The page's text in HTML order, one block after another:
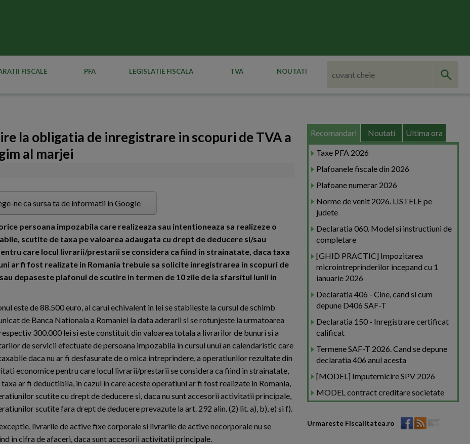
FISCALE PFA LEGISLATIE FISCALA TVA NOUTATI
la obligatia de inregistrare in scopuri de TVA a
al marjei
ne ca sursa ta de informatii in Google
persoana impozabila care realizeaza sau intentioneaza sa realizeze o
scutite de taxa pe valoarea adaugata cu drept de deducere si/sau
care locul livrarii/prestarii se considera ca fiind in strainatate, daca taxa
ar fi fost realizate in Romania trebuie sa solicite inregistrarea in scopuri de
depaseste plafonul de scutire in termen de 10 zile de la sfarsitul lunii in
este de 88.500 euro, al carui echivalent in lei se stabileste la cursul de schimb
de Banca Nationala a Romaniei la data aderarii si se rotunjeste la urmatoarea
300.000 lei si este constituit din valoarea totala a livrarilor de bunuri si a
de servicii efectuate de persoana impozabila in cursul unui an calendaristic care
daca nu ar fi desfasurate de o mica intreprindere, a operatiunilor rezultate din
economice pentru care locul livrarii/prestarii se considera ca fiind in strainatate,
taxa ar fi deductibila, in cazul in care aceste operatiuni ar fi fost realizate in Romania,
scutite cu drept de deducere si, daca nu sunt accesorii activitatii principale,
scutite fara drept de deducere prevazute la art. 292 alin. (2) lit. a), b), e) si f).
livrarile de active fixe corporale si livrarile de active necorporale nu se
in cifra de afaceri, daca sunt accesorii activitatii principale.
Recomandari Noutati Ultima ora
Taxe PFA 2026
Plafoanele fiscale din 2026
Plafoane numerar 2026
Norme de venit 2026. LISTELE pe
judete
Declaratia 060. Model si instructiuni de
completare
[GHID PRACTIC] Impozitarea
microintreprinderilor incepand cu 1
ianuarie 2026
Declaratia 406 - Cine, cand si cum
depune D406 SAF-T
Declaratia 150 - Inregistrare certificat
calificat
Termene SAF-T 2026. Cand se depune
declaratia 406 anul acesta
[MODEL] Imputernicire SPV 2026
MODEL contract creditare societate
Urmareste Fiscalitatea.ro